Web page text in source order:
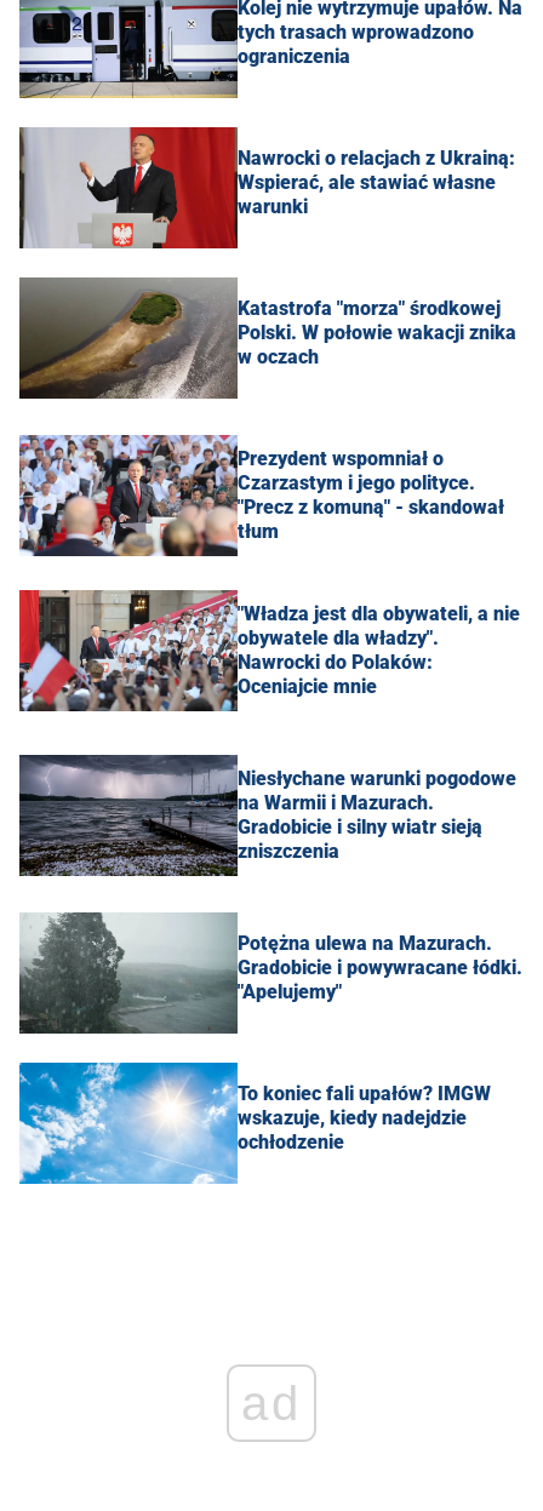
Kolej nie wytrzymuje upałów. Na
tych trasach wprowadzono
ograniczenia
Nawrocki o relacjach z Ukrainą:
Wspierać, ale stawiać własne
warunki
Katastrofa "morza" środkowej
Polski. W połowie wakacji znika
w oczach
Prezydent wspomniał o
Czarzastym i jego polityce.
"Precz z komuną" - skandował
tłum
"Władza jest dla obywateli, a nie
obywatele dla władzy".
Nawrocki do Polaków:
Oceniajcie mnie
Niesłychane warunki pogodowe
na Warmii i Mazurach.
Gradobicie i silny wiatr sieją
zniszczenia
Potężna ulewa na Mazurach.
Gradobicie i powywracane łódki.
"Apelujemy"
To koniec fali upałów? IMGW
wskazuje, kiedy nadejdzie
ochłodzenie
ad